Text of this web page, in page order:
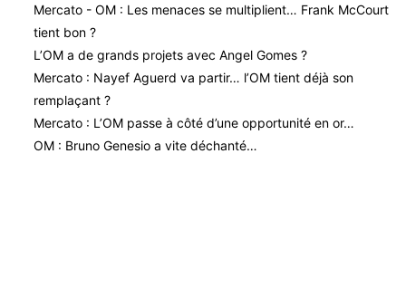
Mercato - OM : Les menaces se multiplient… Frank McCourt
tient bon ?
L’OM a de grands projets avec Angel Gomes ?
Mercato : Nayef Aguerd va partir… l’OM tient déjà son
remplaçant ?
Mercato : L’OM passe à côté d’une opportunité en or…
OM : Bruno Genesio a vite déchanté…